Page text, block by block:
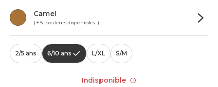
Camel
( + 5 couleurs disponibles )
2/5 ans 6/10 ans L/XL S/M